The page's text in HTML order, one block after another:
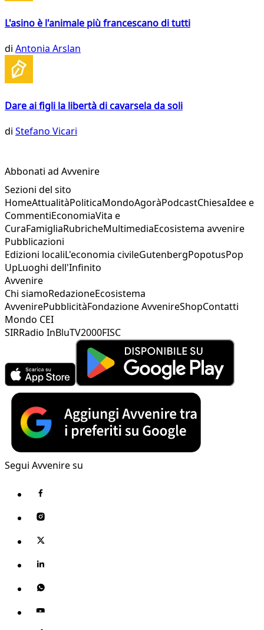
L'asino è l'animale più francescano di tutti
di Antonia Arslan
Dare ai figli la libertà di cavarsela da soli
di Stefano Vicari
Abbonati ad Avvenire
Sezioni del sito
HomeAttualitàPoliticaMondoAgoràPodcastChiesaIdee e
CommentiEconomiaVita e
CuraFamigliaRubricheMultimediaEcosistema avvenire
Pubblicazioni
Edizioni localiL'economia civileGutenbergPopotusPop
UpLuoghi dell'Infinito
Avvenire
Chi siamoRedazioneEcosistema
AvvenirePubblicitàFondazione AvvenireShopContatti
Mondo CEI
SIRRadio InBluTV2000FISC
Segui Avvenire su